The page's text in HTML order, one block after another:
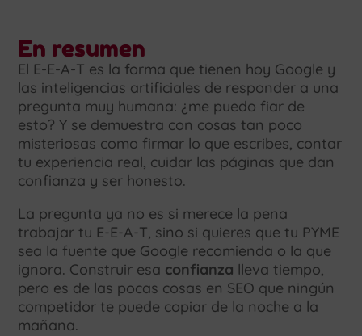
En resumen
El E-E-A-T es la forma que tienen hoy Google y
las inteligencias artificiales de responder a una
pregunta muy humana: ¿me puedo fiar de
esto? Y se demuestra con cosas tan poco
misteriosas como firmar lo que escribes, contar
tu experiencia real, cuidar las páginas que dan
confianza y ser honesto.
La pregunta ya no es si merece la pena
trabajar tu E-E-A-T, sino si quieres que tu PYME
sea la fuente que Google recomienda o la que
ignora. Construir esa confianza lleva tiempo,
pero es de las pocas cosas en SEO que ningún
competidor te puede copiar de la noche a la
mañana.